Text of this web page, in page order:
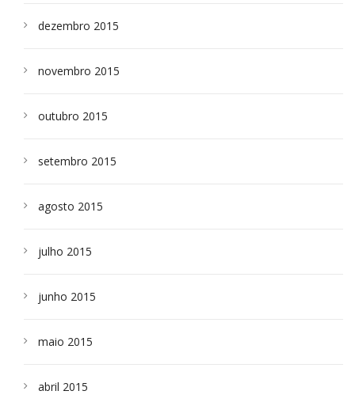
dezembro 2015
novembro 2015
outubro 2015
setembro 2015
agosto 2015
julho 2015
junho 2015
maio 2015
abril 2015